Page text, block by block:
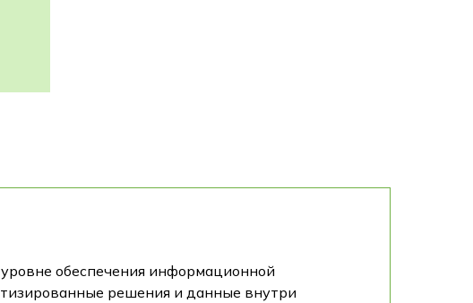
обеспечения информационной
решения и данные внутри